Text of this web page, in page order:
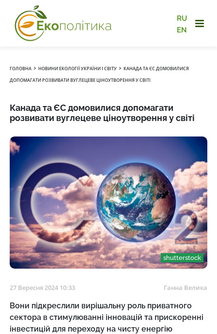
RU
EN
ГОЛОВНА › НОВИНИ ЕКОЛОГІЇ УКРАЇНИ І СВІТУ › КАНАДА ТА ЄС ДОМОВИЛИСЯ
ДОПОМАГАТИ РОЗВИВАТИ ВУГЛЕЦЕВЕ ЦІНОУТВОРЕННЯ У СВІТІ
Канада та ЄС домовилися допомагати
розвивати вуглецеве ціноутворення у світі
shutterstock
27 Вересня 2024 10:33 Ганна Велика
Вони підкреслили вирішальну роль приватного
сектора в стимулюванні інновацій та прискоренні
інвестицій для переходу на чисту енергію